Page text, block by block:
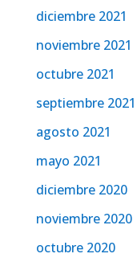
diciembre 2021
noviembre 2021
octubre 2021
septiembre 2021
agosto 2021
mayo 2021
diciembre 2020
noviembre 2020
octubre 2020